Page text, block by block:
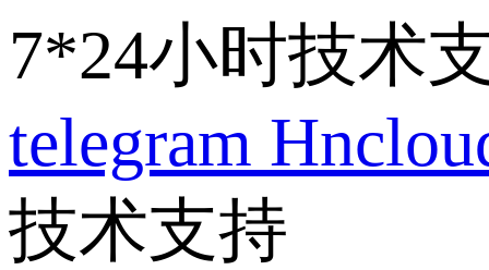
7*24小时技术
telegram
技术支持